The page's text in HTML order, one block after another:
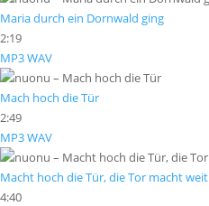
Maria durch ein Dornwald ging
2:19
MP3WAV
Mach hoch die Tür
2:49
MP3WAV
Macht hoch die Tür, die Tor macht weit
4:40